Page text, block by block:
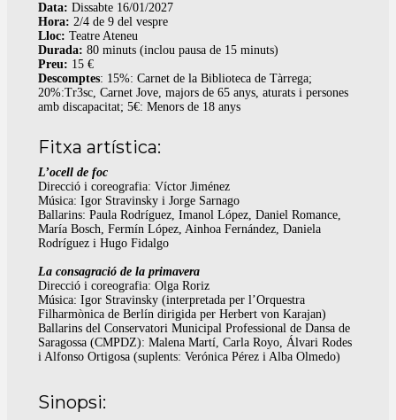
Data: Dissabte 16/01/2027
Hora: 2/4 de 9 del vespre
Lloc: Teatre Ateneu
Durada: 80 minuts (inclou pausa de 15 minuts)
Preu: 15 €
Descomptes: 15%: Carnet de la Biblioteca de Tàrrega;
20%:Tr3sc, Carnet Jove, majors de 65 anys, aturats i persones
amb discapacitat; 5€: Menors de 18 anys
Fitxa artística:
L’ocell de foc
Direcció i coreografia: Víctor Jiménez
Música: Igor Stravinsky i Jorge Sarnago
Ballarins: Paula Rodríguez, Imanol López, Daniel Romance,
María Bosch, Fermín López, Ainhoa Fernández, Daniela
Rodríguez i Hugo Fidalgo
La consagració de la primavera
Direcció i coreografia: Olga Roriz
Música: Igor Stravinsky (interpretada per l’Orquestra
Filharmònica de Berlín dirigida per Herbert von Karajan)
Ballarins del Conservatori Municipal Professional de Dansa de
Saragossa (CMPDZ): Malena Martí, Carla Royo, Álvari Rodes
i Alfonso Ortigosa (suplents: Verónica Pérez i Alba Olmedo)
Sinopsi: